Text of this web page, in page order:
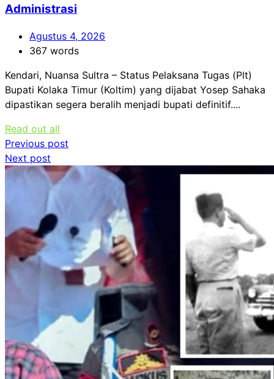
Administrasi
Agustus 4, 2026
367 words
Kendari, Nuansa Sultra – Status Pelaksana Tugas (Plt)
Bupati Kolaka Timur (Koltim) yang dijabat Yosep Sahaka
dipastikan segera beralih menjadi bupati definitif....
Read out all
Navigasi
pos
Previous post
Next post